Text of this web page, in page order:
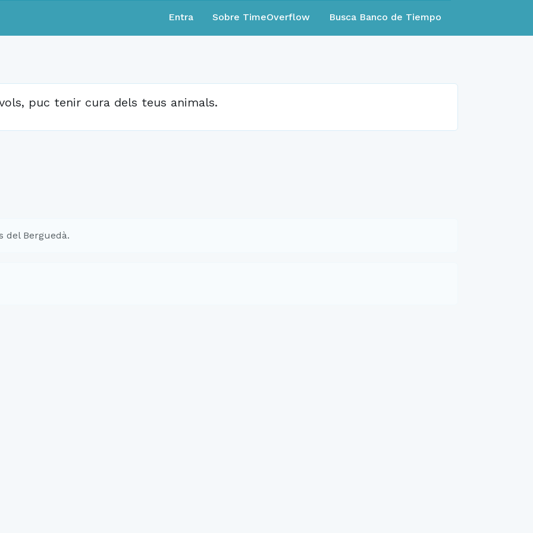
Entra Sobre TimeOverflow Busca Banco de Tiempo
puc tenir cura dels teus animals.
del Berguedà.